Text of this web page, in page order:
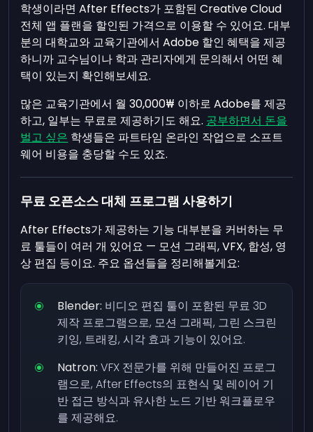
학생이라면 After Effects가 포함된 Creative Cloud
전체 앱 플랜을 할인된 가격으로 이용할 수 있어요. 대부
분의 대학교와 교육기관에서 Adobe 할인 혜택을 제공
하니까 교수님이나 학과 관리자에게 문의해서 어떤 혜
택이 있는지 확인해보세요.
많은 교육기관에서 월 30,000₩ 이하로 Adobe를 제공
하고, 일부는 무료로 제공하기도 해요. 공부하면서 돈을
벌고 싶은 학생들은 파트타임 온라인 작업으로 소프트
웨어 비용을 충당할 수도 있죠.
무료 오픈소스 대체 프로그램 사용하기
After Effects가 제공하는 기능 대부분을 커버하는 무
료 툴들이 여러 개 있어요 — 모션 그래픽, VFX, 합성, 영
상 편집 등이요. 주요 옵션들을 정리해볼게요:
Blender: 비디오 편집 툴이 포함된 무료 3D
제작 프로그램으로, 모션 그래픽, 그린 스크린
키잉, 트래킹, 시각 효과 기능이 있어요.
Natron: VFX 전문가를 위해 만들어진 프로그
램으로, After Effects의 표현식 및 레이어 기
반 접근 방식과 유사한 노드 기반 워크플로우
를 제공해요.